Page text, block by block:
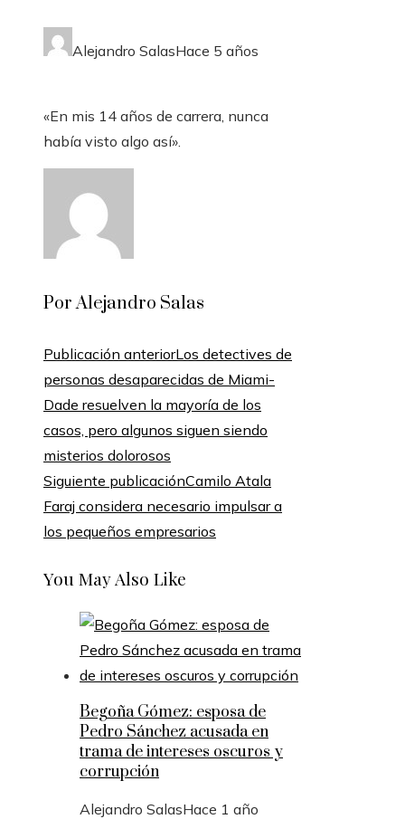
Alejandro SalasHace 5 años
«En mis 14 años de carrera, nunca
había visto algo así».
Por Alejandro Salas
Publicación anteriorLos detectives de
personas desaparecidas de Miami-
Dade resuelven la mayoría de los
casos, pero algunos siguen siendo
misterios dolorosos
Siguiente publicaciónCamilo Atala
Faraj considera necesario impulsar a
los pequeños empresarios
You May Also Like
Begoña Gómez: esposa de
Pedro Sánchez acusada en
trama de intereses oscuros y
corrupción
Alejandro SalasHace 1 año